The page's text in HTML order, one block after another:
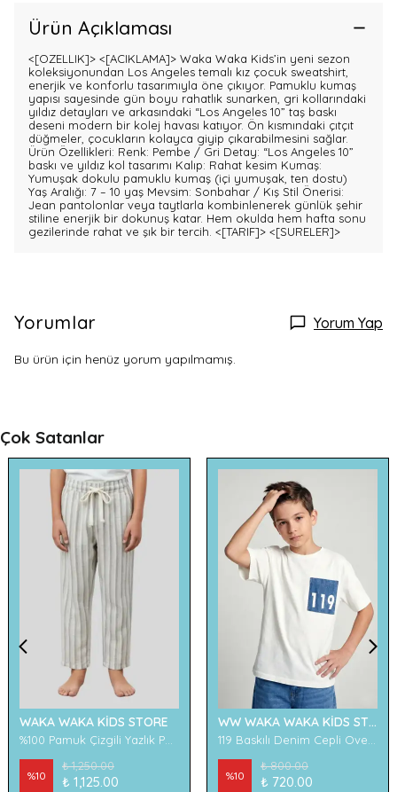
Ürün Açıklaması
<[OZELLIK]> <[ACIKLAMA]> Waka Waka Kids’in yeni sezon
koleksiyonundan Los Angeles temalı kız çocuk sweatshirt,
enerjik ve konforlu tasarımıyla öne çıkıyor. Pamuklu kumaş
yapısı sayesinde gün boyu rahatlık sunarken, gri kollarındaki
yıldız detayları ve arkasındaki “Los Angeles 10” taş baskı
deseni modern bir kolej havası katıyor. Ön kısmındaki çıtçıt
düğmeler, çocukların kolayca giyip çıkarabilmesini sağlar.
Ürün Özellikleri: Renk: Pembe / Gri Detay: “Los Angeles 10”
baskı ve yıldız kol tasarımı Kalıp: Rahat kesim Kumaş:
Yumuşak dokulu pamuklu kumaş (içi yumuşak, ten dostu)
Yaş Aralığı: 7 – 10 yaş Mevsim: Sonbahar / Kış Stil Önerisi:
Jean pantolonlar veya taytlarla kombinlenerek günlük şehir
stiline enerjik bir dokunuş katar. Hem okulda hem hafta sonu
gezilerinde rahat ve şık bir tercih. <[TARIF]> <[SURELER]>
Yorumlar Yorum Yap
Bu ürün için henüz yorum yapılmamış.
Çok Satanlar
WAKA WAKA KİDS STORE
%10
₺ 1,250.00
₺ 1,125.00
WW WAKA WAKA KİDS STORE
%10
₺ 800.00
₺ 720.00